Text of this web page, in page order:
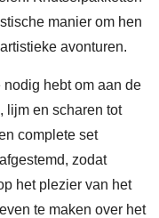
manier om hen
avonturen.
hebt om aan de
lijm en scharen tot
complete set
zodat
het plezier van het
te maken over het